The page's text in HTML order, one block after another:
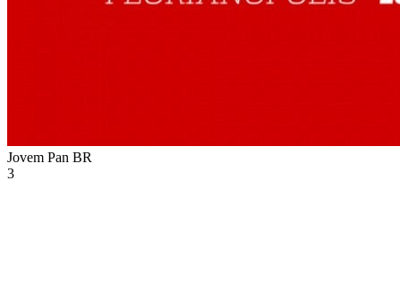
Jovem Pan BR
3